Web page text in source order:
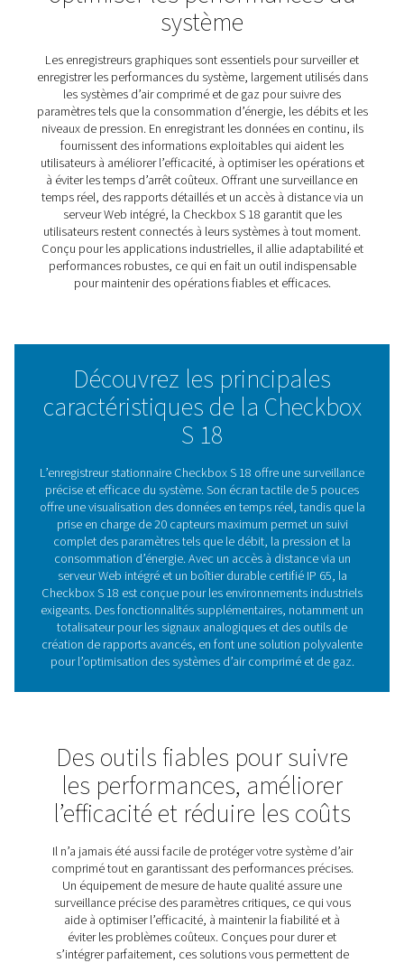
apporter clarté et contrôle à vos systèmes d’air
gaz. En offrant une surveillance en temps réel et des
pertinents, il permet aux entreprises d’optimiser les
performances du système, de réduire les inefficacités
garantir la fiabilité des opérations.
Que vous gériez une seule installation ou supervisiez
configurations industrielles complexes, la Checkbox S
les outils nécessaires pour maintenir l’efficacité et
décisions proactives. Sa conception conviviale garantit
l’accessibilité pour tous, tandis que les fonctionnalités
distance vous permettent d’être toujours connecté à
système, où que vous soyez.
fiable pour maintenir vos systèmes en fonctionnement
manière fluide et efficace.
Comprendre les
graphiques : la clé pour
optimiser les
système
Les enregistreurs graphiques sont essentiels pour
enregistrer les performances du système, largement
les systèmes d’air comprimé et de gaz pour suivre
fournissent des informations exploitables qui
utilisateurs à améliorer l’efficacité, à optimiser les
à éviter les temps d’arrêt coûteux. Offrant une
temps réel, des rapports détaillés et un accès à
utilisateurs restent connectés à leurs systèmes à tout
Conçu pour les applications industrielles, il allie
performances robustes, ce qui en fait un outil
pour maintenir des opérations fiables et